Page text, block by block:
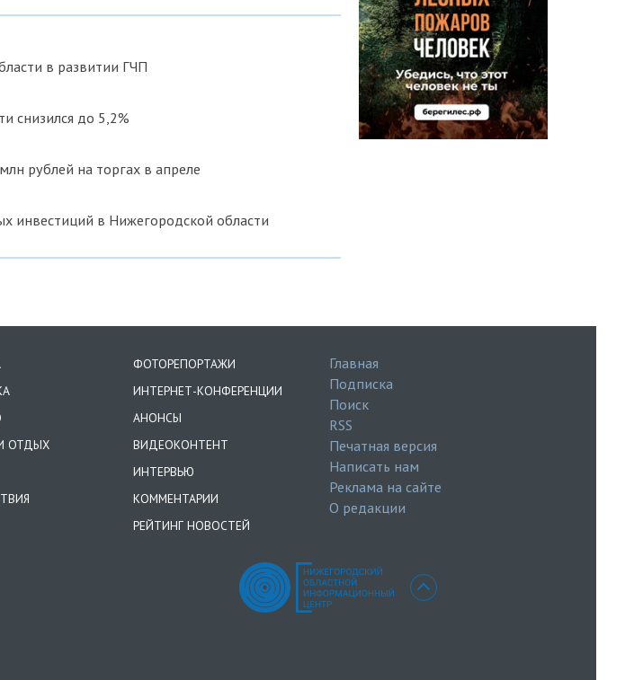
в развитии ГЧП
снизился до 5,2%
рублей на торгах в апреле
инвестиций в Нижегородской области
ОТДЫХ
ФОТОРЕПОРТАЖИ
ИНТЕРНЕТ-КОНФЕРЕНЦИИ
АНОНСЫ
ВИДЕОКОНТЕНТ
ИНТЕРВЬЮ
КОММЕНТАРИИ
РЕЙТИНГ НОВОСТЕЙ
Главная
Подписка
Поиск
RSS
Печатная версия
Написать нам
Реклама на сайте
О редакции